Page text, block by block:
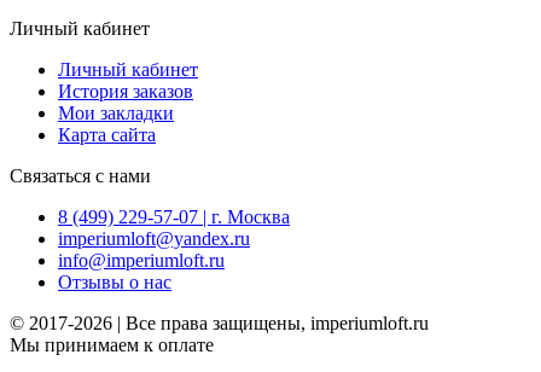
Личный кабинет
Личный кабинет
История заказов
Мои закладки
Карта сайта
Связаться с нами
8 (499) 229-57-07 | г. Москва
imperiumloft@yandex.ru
info@imperiumloft.ru
Отзывы о нас
© 2017-2026 | Все права защищены, imperiumloft.ru
Мы принимаем к оплате